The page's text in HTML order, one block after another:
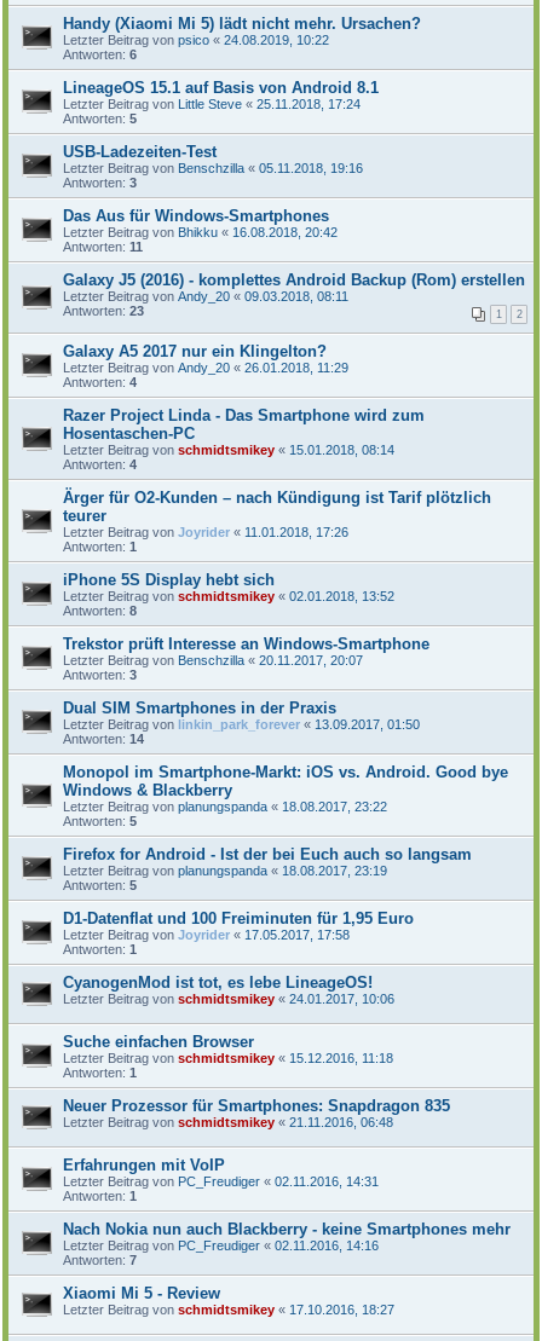
Handy (Xiaomi Mi 5) lädt nicht mehr. Ursachen?
Letzter Beitrag von psico « 24.08.2019, 10:22
Antworten: 6
LineageOS 15.1 auf Basis von Android 8.1
Letzter Beitrag von Little Steve « 25.11.2018, 17:24
Antworten: 5
USB-Ladezeiten-Test
Letzter Beitrag von Benschzilla « 05.11.2018, 19:16
Antworten: 3
Das Aus für Windows-Smartphones
Letzter Beitrag von Bhikku « 16.08.2018, 20:42
Antworten: 11
Galaxy J5 (2016) - komplettes Android Backup (Rom) erstellen
Letzter Beitrag von Andy_20 « 09.03.2018, 08:11
Antworten: 23 1 2
Galaxy A5 2017 nur ein Klingelton?
Letzter Beitrag von Andy_20 « 26.01.2018, 11:29
Antworten: 4
Razer Project Linda - Das Smartphone wird zum
Hosentaschen-PC
Letzter Beitrag von schmidtsmikey « 15.01.2018, 08:14
Antworten: 4
Ärger für O2-Kunden – nach Kündigung ist Tarif plötzlich
teurer
Letzter Beitrag von Joyrider « 11.01.2018, 17:26
Antworten: 1
iPhone 5S Display hebt sich
Letzter Beitrag von schmidtsmikey « 02.01.2018, 13:52
Antworten: 8
Trekstor prüft Interesse an Windows-Smartphone
Letzter Beitrag von Benschzilla « 20.11.2017, 20:07
Antworten: 3
Dual SIM Smartphones in der Praxis
Letzter Beitrag von linkin_park_forever « 13.09.2017, 01:50
Antworten: 14
Monopol im Smartphone-Markt: iOS vs. Android. Good bye
Windows & Blackberry
Letzter Beitrag von planungspanda « 18.08.2017, 23:22
Antworten: 5
Firefox for Android - Ist der bei Euch auch so langsam
Letzter Beitrag von planungspanda « 18.08.2017, 23:19
Antworten: 5
D1-Datenflat und 100 Freiminuten für 1,95 Euro
Letzter Beitrag von Joyrider « 17.05.2017, 17:58
Antworten: 1
CyanogenMod ist tot, es lebe LineageOS!
Letzter Beitrag von schmidtsmikey « 24.01.2017, 10:06
Suche einfachen Browser
Letzter Beitrag von schmidtsmikey « 15.12.2016, 11:18
Antworten: 1
Neuer Prozessor für Smartphones: Snapdragon 835
Letzter Beitrag von schmidtsmikey « 21.11.2016, 06:48
Erfahrungen mit VoIP
Letzter Beitrag von PC_Freudiger « 02.11.2016, 14:31
Antworten: 1
Nach Nokia nun auch Blackberry - keine Smartphones mehr
Letzter Beitrag von PC_Freudiger « 02.11.2016, 14:16
Antworten: 7
Xiaomi Mi 5 - Review
Letzter Beitrag von schmidtsmikey « 17.10.2016, 18:27